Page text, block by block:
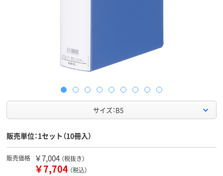
サイズ：B5
販売単位：1セット（10冊入）
販売価格 ￥7,004 （税抜き）
￥7,704 （税込）